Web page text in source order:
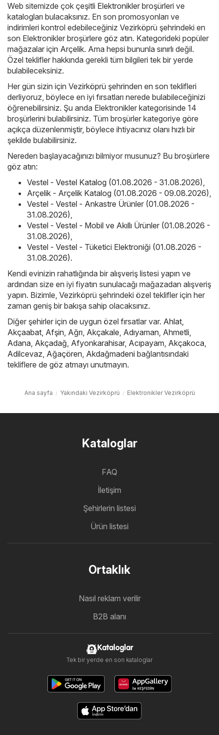
Web sitemizde çok çeşitli Elektronikler broşürleri ve
katalogları bulacaksınız. En son promosyonları ve
indirimleri kontrol edebileceğiniz Vezirköprü şehrindeki en
son Elektronikler broşürlere göz atın. Kategorideki popüler
mağazalar için Arçelik. Ama hepsi bununla sınırlı değil.
Özel teklifler hakkında gerekli tüm bilgileri tek bir yerde
bulabileceksiniz.
Her gün sizin için Vezirköprü şehrinden en son teklifleri
derliyoruz, böylece en iyi fırsatları nerede bulabileceğinizi
öğrenebilirsiniz. Şu anda Elektronikler kategorisinde 14
broşürlerini bulabilirsiniz. Tüm broşürler kategoriye göre
açıkça düzenlenmiştir, böylece ihtiyacınız olanı hızlı bir
şekilde bulabilirsiniz.
Nereden başlayacağınızı bilmiyor musunuz? Bu broşürlere
göz atın:
Vestel - Vestel Katalog (01.08.2026 - 31.08.2026),
Arçelik - Arçelik Katalog (01.08.2026 - 09.08.2026),
Vestel - Vestel - Ankastre Ürünler (01.08.2026 -
31.08.2026),
Vestel - Vestel - Mobil ve Akıllı Ürünler (01.08.2026 -
31.08.2026),
Vestel - Vestel - Tüketici Elektroniği (01.08.2026 -
31.08.2026).
Kendi evinizin rahatlığında bir alışveriş listesi yapın ve
ardından size en iyi fiyatın sunulacağı mağazadan alışveriş
yapın. Bizimle, Vezirköprü şehrindeki özel teklifler için her
zaman geniş bir bakışa sahip olacaksınız.
Diğer şehirler için de uygun özel fırsatlar var. Ahlat,
Akçaabat, Afşin, Ağrı, Akçakale, Adıyaman, Ahmetli,
Adana, Akçadağ, Afyonkarahisar, Acıpayam, Akçakoca,
Adilcevaz, Ağaçören, Akdağmadeni bağlantısındaki
tekliflere de göz atmayı unutmayın.
Ana sayfa Yakındaki Vezirköprü Elektronikler Vezirköprü
Kataloglar
FAQ
İletişim
Şehirlerin listesi
Ürün listesi
Ortaklık
Nasıl reklam verilir
B2B alanı
Kataloglar
Tek bir yerde en son kataloglar